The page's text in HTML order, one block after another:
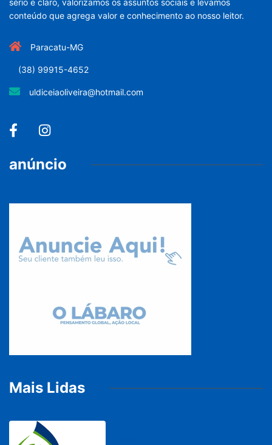
sério e claro, valorizamos os assuntos sociais e levamos
conteúdo que agrega valor e conhecimento ao nosso leitor.
Paracatu-MG
(38) 99915-4652
uldiceiaoliveira@hotmail.com
anúncio
Mais Lidas